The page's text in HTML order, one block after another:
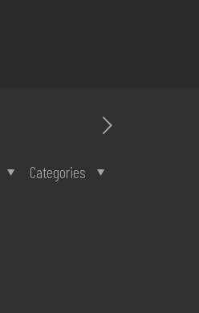
Categories